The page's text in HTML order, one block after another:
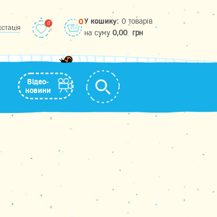
0У кошику: 0 товарів
на cуму 0,00 грн
Відео-
новини